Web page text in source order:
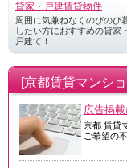
貸家・戸建賃貸物件
周囲に気兼ねなくのびのび
したい方におすすめの貸家
戸建て！
[京都賃貸マンシ
広告掲
京都 賃貸
ご希望の